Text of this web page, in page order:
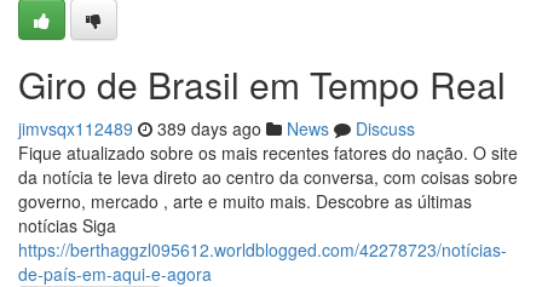
Giro de Brasil em Tempo Real
jimvsqx112489 389 days ago News
Discuss
Fique atualizado sobre os mais recentes fatores do nação. O site
da notícia te leva direto ao centro da conversa, com coisas sobre
governo, mercado , arte e muito mais. Descobre as últimas
notícias Siga
https://berthaggzl095612.worldblogged.com/42278723/notícias-
de-país-em-aqui-e-agora